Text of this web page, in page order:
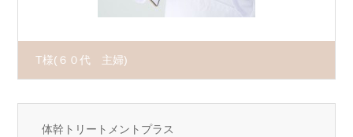
T様(６０代 主婦)
体幹トリートメントプラス